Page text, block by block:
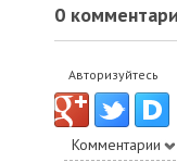
0
Авторизуйтесь
Комментарии